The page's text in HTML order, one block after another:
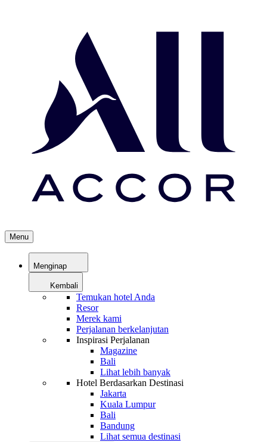
Menu
Menginap
Kembali
Temukan hotel Anda
Resor
Merek kami
Perjalanan berkelanjutan
Inspirasi Perjalanan
Magazine
Bali
Lihat lebih banyak
Hotel Berdasarkan Destinasi
Jakarta
Kuala Lumpur
Bali
Bandung
Lihat semua destinasi